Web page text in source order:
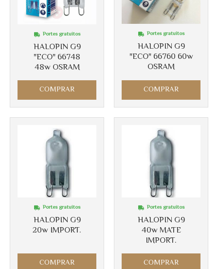
HALOPIN G9
"ECO" 66748
48w OSRAM
Portes gratuitos
COMPRAR
HALOPIN G9
"ECO" 66760 60w
OSRAM
Portes gratuitos
COMPRAR
HALOPIN G9
20w IMPORT.
Portes gratuitos
COMPRAR
HALOPIN G9
40w MATE
IMPORT.
Portes gratuitos
COMPRAR
Más info Más info
Más info Más info